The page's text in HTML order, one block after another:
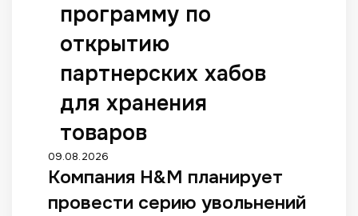
программу по
открытию
партнерских хабов
для хранения
товаров
09.08.2026
Компания H&M планирует
провести серию увольнений